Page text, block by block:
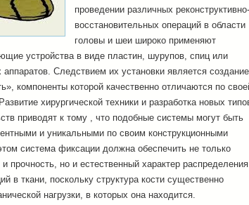
проведении различных реконструктивно-
восстановительных операций в области
головы и шеи широко применяют
устройства в виде пластин, шурупов, спиц или
Следствием их установки является создание
компоненты которой качественно отличаются по
хирургической техники и разработка новых
приводят к тому , что подобные системы могут быть
и уникальными по своим конструкционными
система фиксации должна обеспечить не только
прочность, но и естественный характер распределения
в ткани, поскольку структура кости существенно
нагрузки, в которых она находится.